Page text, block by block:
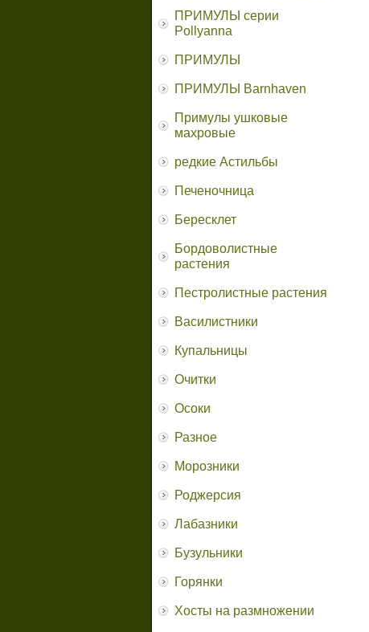
ПРИМУЛЫ серии
Pollyanna
ПРИМУЛЫ
ПРИМУЛЫ Barnhaven
Примулы ушковые
махровые
редкие Астильбы
Печеночница
Бересклет
Бордоволистные
растения
Пестролистные растения
Василистники
Купальницы
Очитки
Осоки
Разное
Морозники
Роджерсия
Лабазники
Бузульники
Горянки
Хосты на размножении